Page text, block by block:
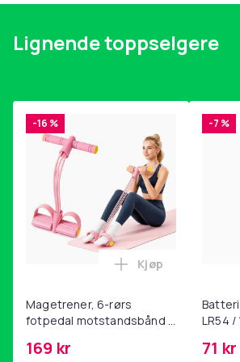
Lignende toppselgere
-16 %
Magetrener, 6-rørs
fotpedal motstandsbånd -
yoga og
169 kr
Legg
Kjøp
-7 %
Batteri
LR54 /
71 kr